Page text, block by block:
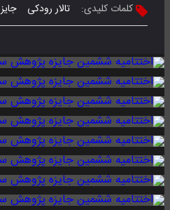
کلمات کلیدی:
تالار رودکی